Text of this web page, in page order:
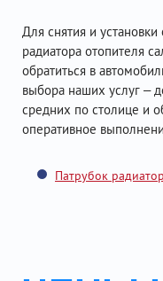
Для снятия и
радиатора отопителя
обратиться в
выбора наших услуг –
средних по столице и
оперативное
Патрубок